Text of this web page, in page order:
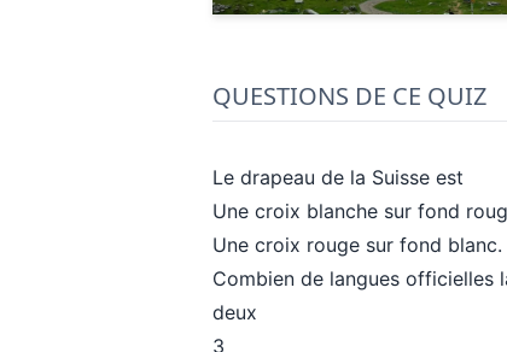
QUESTIONS DE CE QUIZ
Le drapeau de la Suisse est
Une croix blanche sur fond
Une croix rouge sur fond blanc.
Combien de langues officielles
deux
3